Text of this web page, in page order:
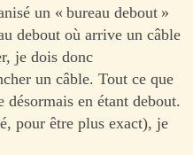
un « bureau debout »
debout où arrive un câble
je dois donc
un câble. Tout ce que
en étant debout.
pour être plus exact), je